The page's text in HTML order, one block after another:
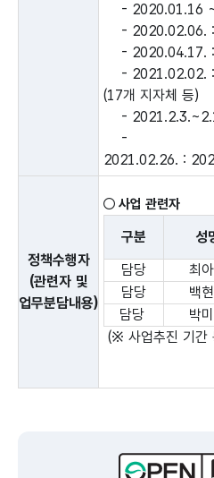
- 2020.01.16 ~
- 2020.02.06. :
- 2020.04.17. :
- 2021.02.02. :
(17개 지자체 등)
-
-
2021.02.26. :
정책수행자
(관련자 및
업무분담내용)
○ 사업 관련자
구분 성
담당
최
담당
백
담당
박
(※ 사업추진 기간